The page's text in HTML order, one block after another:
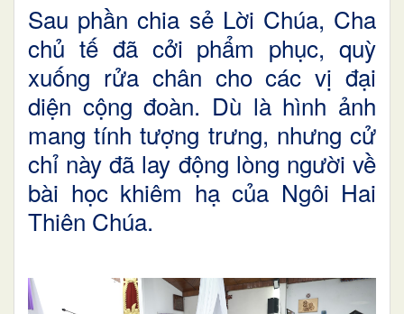
Sau phần chia sẻ Lời Chúa, Cha
chủ tế đã cởi phẩm phục, quỳ
xuống rửa chân cho các vị đại
diện cộng đoàn. Dù là hình ảnh
mang tính tượng trưng, nhưng cử
chỉ này đã lay động lòng người về
bài học khiêm hạ của Ngôi Hai
Thiên Chúa.